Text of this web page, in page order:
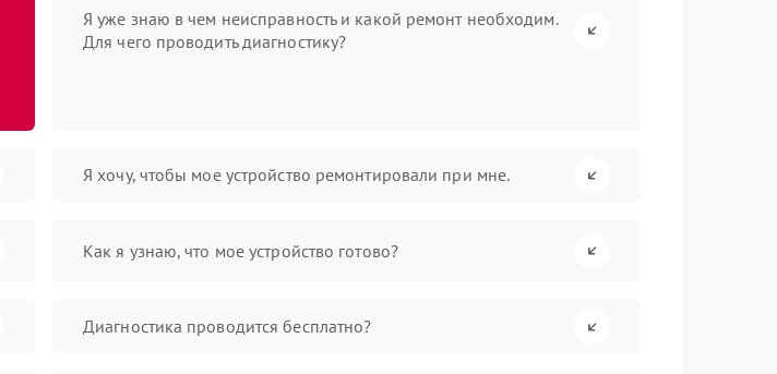
Я уже знаю в чем неисправность и какой ремонт необходим.
Для чего проводить диагностику?
Я хочу, чтобы мое устройство ремонтировали при мне.
Как я узнаю, что мое устройство готово?
Диагностика проводится бесплатно?